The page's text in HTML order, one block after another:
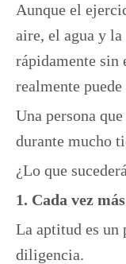
Aunque el
aire, el agua y
rápidamente sin
realmente
Una persona
durante mucho
¿Lo que
1. Cada vez
La aptitud es un
diligencia.